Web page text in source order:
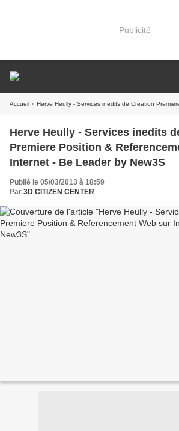
Publicité
Accueil » Herve Heully - Services inedits de Creation Premiere Position &
Herve Heully - Services inedits
Premiere Position &
Internet - Be Leader by New3S
Publié le 05/03/2013 à 18:59
Par 3D CITIZEN CENTER